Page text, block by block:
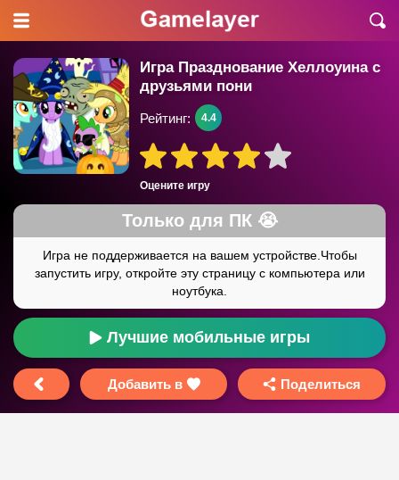
Игра Празднование Хеллоуина с
друзьями пони
Оцените игру
Рейтинг: 4.4
Лучшие мобильные игры
Добавить в Поделиться